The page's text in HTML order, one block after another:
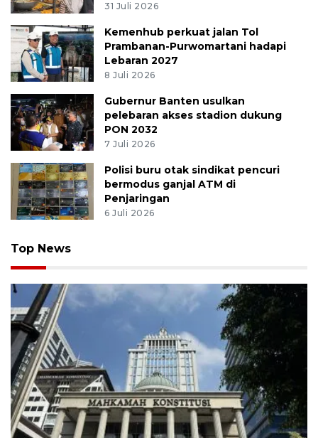
31 Juli 2026
Kemenhub perkuat jalan Tol
Prambanan-Purwomartani hadapi
Lebaran 2027
8 Juli 2026
Gubernur Banten usulkan
pelebaran akses stadion dukung
PON 2032
7 Juli 2026
Polisi buru otak sindikat pencuri
bermodus ganjal ATM di
Penjaringan
6 Juli 2026
Top News